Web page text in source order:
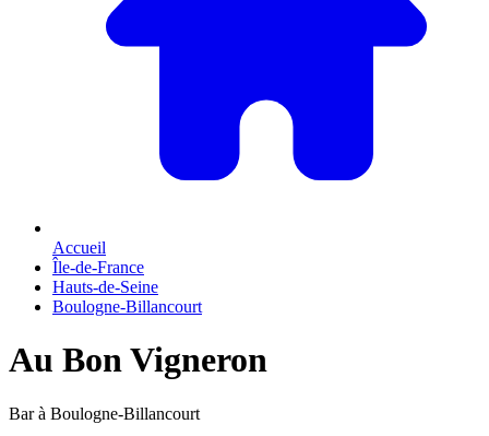
Accueil
Île-de-France
Hauts-de-Seine
Boulogne-Billancourt
Au Bon Vigneron
Bar à Boulogne-Billancourt